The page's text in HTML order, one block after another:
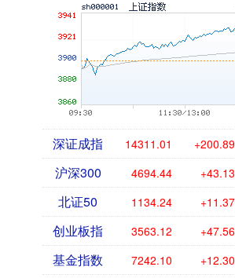
深证成指 14311.01 +200.89
沪深300 4694.44 +43.13
北证50 1134.24 +11.37
创业板指 3563.12 +47.56
基金指数 7242.10 +12.30